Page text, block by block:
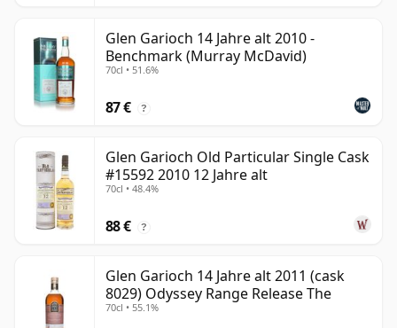
Glen Garioch 14 Jahre alt 2010 -
Benchmark (Murray McDavid)
70cl • 51.6%
87 € ?
Glen Garioch Old Particular Single Cask
#15592 2010 12 Jahre alt
70cl • 48.4%
88 € ?
Glen Garioch 14 Jahre alt 2011 (cask
8029) Odyssey Range Release The
70cl • 55.1%